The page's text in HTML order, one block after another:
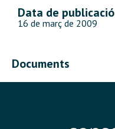
Data de publicació
16 de març de 2009
Documents